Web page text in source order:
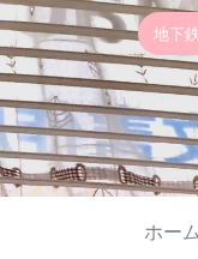
地下
ホーム